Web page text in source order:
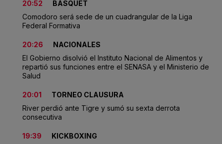
20:52
BÁSQUET
Comodoro será sede de un cuadrangular de la Liga
Federal Formativa
20:26
NACIONALES
El Gobierno disolvió el Instituto Nacional de Alimentos y
repartió sus funciones entre el SENASA y el Ministerio de
Salud
20:01
TORNEO CLAUSURA
River perdió ante Tigre y sumó su sexta derrota
consecutiva
19:39
KICKBOXING